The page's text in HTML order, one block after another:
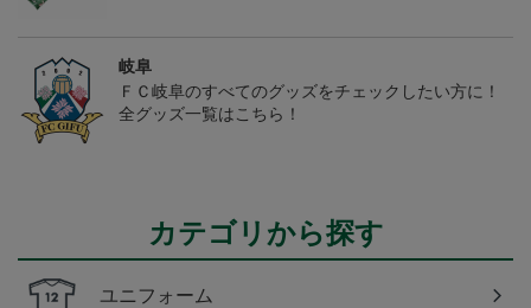
岐阜
ＦＣ岐阜のすべてのグッズをチェックしたい方に！
全グッズ一覧はこちら！
カテゴリから探す
ユニフォーム